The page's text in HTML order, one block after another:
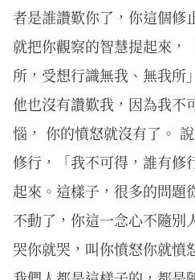
者是誰讚歎你了，你這個修
就把你觀察的智慧提起來，
所，受想行識無我、無我所
他也沒有讚歎我，因為我不
惱， 你的憤怒就沒有了。
修行，「我不可得，誰有修
起來。這樣子，很多的問題
不動了，你這一念心不隨別
哭你就哭，叫你憤怒你就憤